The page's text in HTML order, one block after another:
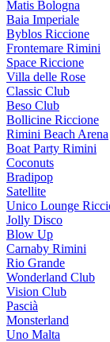
Matis Bologna
Baia Imperiale
Byblos Riccione
Frontemare Rimini
Space Riccione
Villa delle Rose
Classic Club
Beso Club
Bollicine Riccione
Rimini Beach Arena
Boat Party Rimini
Coconuts
Bradipop
Satellite
Unico Lounge
Jolly Disco
Blow Up
Carnaby Rimini
Rio Grande
Wonderland Club
Vision Club
Pascià
Monsterland
Uno Malta